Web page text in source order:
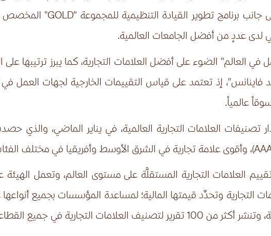
جانب برنامج تطوير القيادة التنظيمية للمجموعة "GOLD" المخصص
لدى عددٍ من أفضل الجامعات العالمية.
العالم" الضوء على أفضل العلامات التجارية، كما يبرز ترتيبها على
فاينانس لجهات العمل 2024" بعد إصدار تصنيفات العلامات التجارية العالمية، في يناير
)، وأقوى علامة تجارية في الشرق الأوسط وأفريقيا في مختلف
العلامات التجارية المستقلَّة على مستوى العالم، وتعمل
دوريًّا لقوة العلامات التجارية وتحدِّد قيمتها المالية؛ لمساعدة المؤسسات بجميع